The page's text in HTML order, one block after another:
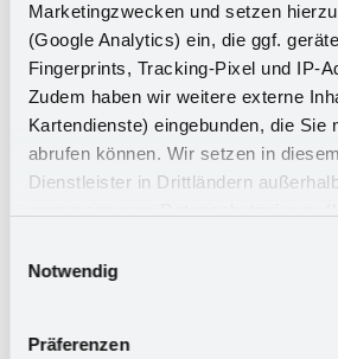
Marketingzwecken und setzen
(Google Analytics) ein, die ggf.
Fingerprints, Tracking-Pixel und IP-
Zudem haben wir weitere externe
Kartendienste) eingebunden, die Sie
abrufen können. Wir setzen in
Dienstleister in Drittländern
Sicherheits- und
dass Sie hierüber informiert werden
einlegen können. Mit Ihrer
oben beschriebenen Vorgänge ein.
Notwendig
Präferenzen